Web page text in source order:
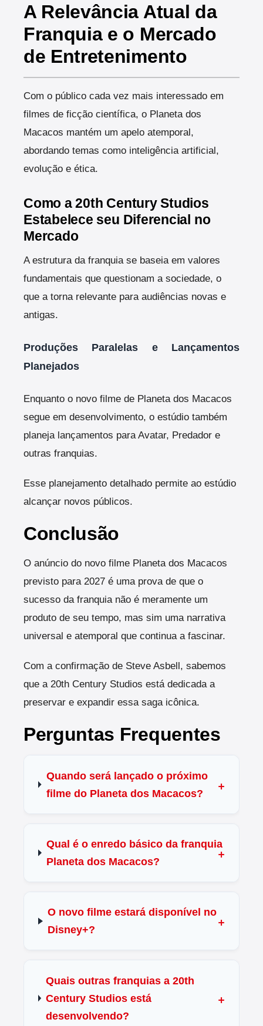
A Relevância Atual da
Franquia e o Mercado
de Entretenimento
Com o público cada vez mais interessado em
filmes de ficção científica, o Planeta dos
Macacos mantém um apelo atemporal,
abordando temas como inteligência artificial,
evolução e ética.
Como a 20th Century Studios
Estabelece seu Diferencial no
Mercado
A estrutura da franquia se baseia em valores
fundamentais que questionam a sociedade, o
que a torna relevante para audiências novas e
antigas.
Produções Paralelas e Lançamentos
Planejados
Enquanto o novo filme de Planeta dos Macacos
segue em desenvolvimento, o estúdio também
planeja lançamentos para Avatar, Predador e
outras franquias.
Esse planejamento detalhado permite ao estúdio
alcançar novos públicos.
Conclusão
O anúncio do novo filme Planeta dos Macacos
previsto para 2027 é uma prova de que o
sucesso da franquia não é meramente um
produto de seu tempo, mas sim uma narrativa
universal e atemporal que continua a fascinar.
Com a confirmação de Steve Asbell, sabemos
que a 20th Century Studios está dedicada a
preservar e expandir essa saga icônica.
Perguntas Frequentes
Quando será lançado o próximo
filme do Planeta dos Macacos?
Qual é o enredo básico da franquia
Planeta dos Macacos?
O novo filme estará disponível no
Disney+?
Quais outras franquias a 20th
Century Studios está
desenvolvendo?